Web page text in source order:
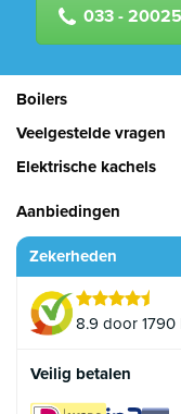
033 -
Boilers
Veelgestelde vragen
Elektrische kachels
Aanbiedingen
Zekerheden
8.9 door 1790
Veilig betalen